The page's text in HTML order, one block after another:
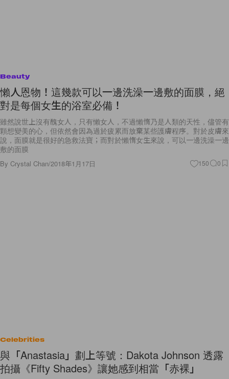
Beauty
懶人恩物！這幾款可以一邊洗澡一邊敷的面膜，絕
對是每個女生的浴室必備！
雖然說世上沒有醜女人，只有懶女人，不過懶惰乃是人類的天性，儘管有
顆想變美的心，但依然會因為過於疲累而放棄某些護膚程序。對於皮膚來
說，面膜就是很好的急救法寶；而對於懶惰女生來說，可以一邊洗澡一邊
敷的面膜
By Crystal Chan/2018年1月17日 150 0
Celebrities
與「Anastasia」劃上等號：Dakota Johnson 透露
拍攝《Fifty Shades》讓她感到相當「赤裸」